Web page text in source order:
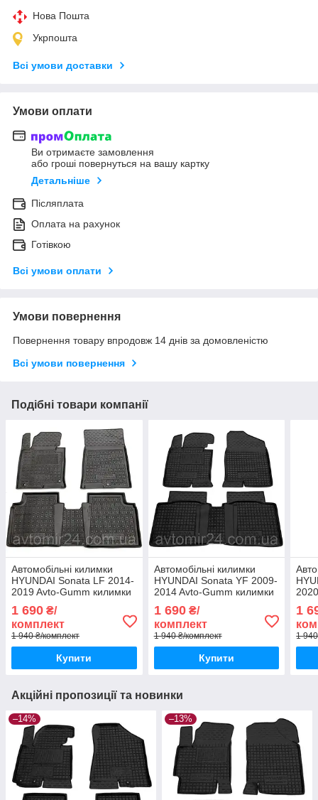
Нова Пошта
Укрпошта
Всі умови доставки
Умови оплати
Ви отримаєте замовлення
або гроші повернуться на вашу картку
Детальніше
Післяплата
Оплата на рахунок
Готівкою
Всі умови оплати
Умови повернення
Повернення товару впродовж 14 днів за домовленістю
Всі умови повернення
Подібні товари компанії
Автомобільні килимки
HYUNDAI Sonata LF 2014-
2019 Avto-Gumm килимки
ЛФ 2014-2019 Автогум
1 690 ₴/
комплект
1 940 ₴/комплект
Купити
Автомобільні килимки
HYUNDAI Sonata YF 2009-
2014 Avto-Gumm килимки
УФ 2009-2014 Автогум
1 690₴/
комплект
1 940 ₴/комплект
Купити
НХ4
1
1
Акційні пропозиції та новинки
–14% –13%